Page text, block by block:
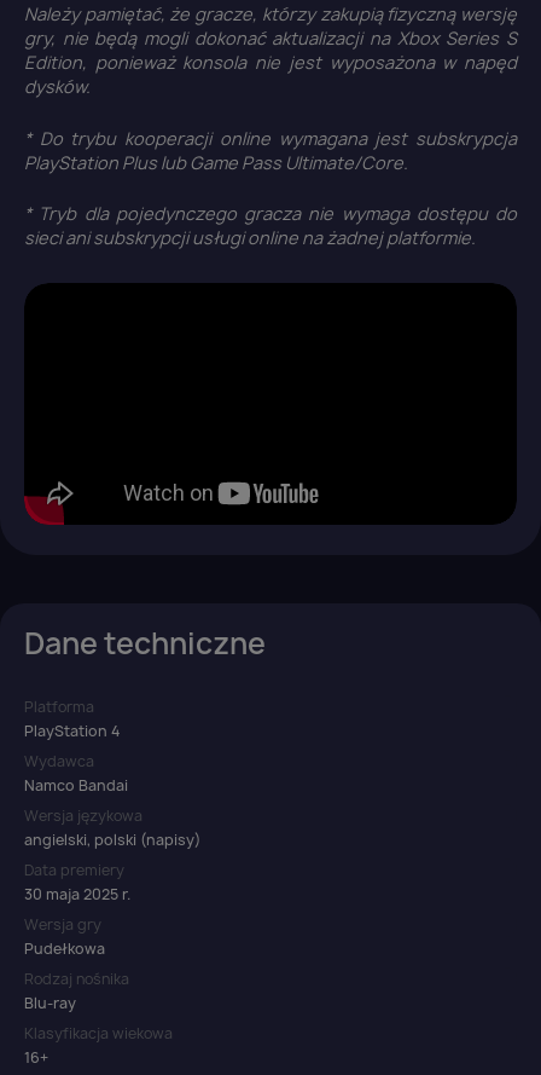
Należy pamiętać, że gracze, którzy zakupią fizyczną wersję
gry, nie będą mogli dokonać aktualizacji na Xbox Series S
Edition, ponieważ konsola nie jest wyposażona w napęd
dysków.
* Do trybu kooperacji online wymagana jest subskrypcja
PlayStation Plus lub Game Pass Ultimate/Core.
* Tryb dla pojedynczego gracza nie wymaga dostępu do
sieci ani subskrypcji usługi online na żadnej platformie.
Dane techniczne
Platforma
PlayStation 4
Wydawca
Namco Bandai
Wersja językowa
angielski, polski (napisy)
Data premiery
30 maja 2025 r.
Wersja gry
Pudełkowa
Rodzaj nośnika
Blu-ray
Klasyfikacja wiekowa
16+
Anuluj Zaloguj się